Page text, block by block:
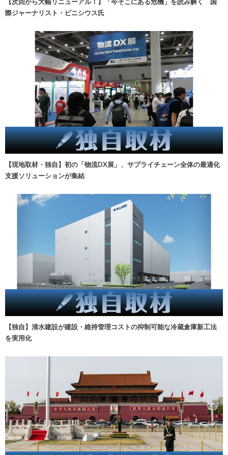
【次回から大幅リニューアル！】「今そこにある危機」を読み解く 国
際ジャーナリスト・ビニシウス氏
【現地取材・独自】初の「物流DX展」、サプライチェーン全体の最適化
支援ソリューションが集結
【独自】清水建設が建設・維持管理コストの抑制可能な冷蔵倉庫新工法
を実用化